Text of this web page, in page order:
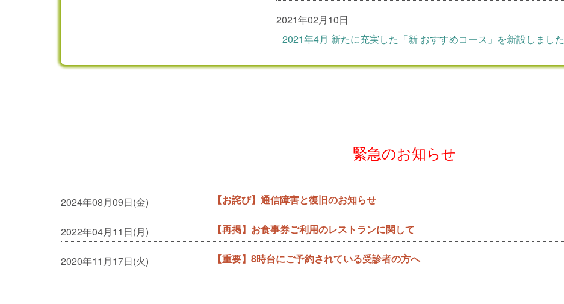
2021年02月10日
2021年4月 新たに充実した「新 おすすめコース」を新設しました
緊急のお知らせ
2024年08月09日(金) 【お詫び】通信障害と復旧のお知らせ
2022年04月11日(月) 【再掲】お食事券ご利用のレストランに関して
2020年11月17日(火) 【重要】8時台にご予約されている受診者の方へ